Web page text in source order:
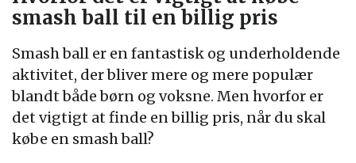
smash ball til en billig pris
Smash ball er en fantastisk og underholdende
aktivitet, der bliver mere og mere populær
blandt både børn og voksne. Men hvorfor er
det vigtigt at finde en billig pris, når du skal
købe en smash ball?